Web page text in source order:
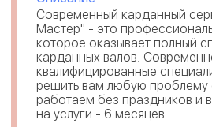
Современный карданный
Мастер" - это
которое оказывает полный
карданных валов.
квалифицированные
решить вам любую
работаем без праздников и
на услуги - 6 месяцев. ...